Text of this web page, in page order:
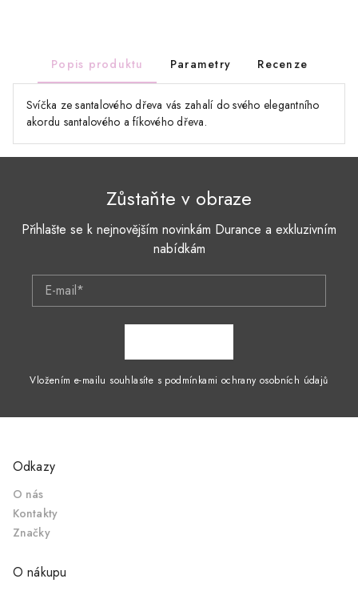
Popis produktu Parametry Recenze
Svíčka ze santalového dřeva vás zahalí do svého elegantního
akordu santalového a fíkového dřeva.
Zůstaňte v obraze
Přihlašte se k nejnovějším novinkám Durance a exkluzivním
nabídkám
E-mail*
Vložením e-mailu souhlasíte s podmínkami ochrany osobních údajů
Odkazy
O nás
Kontakty
Značky
O nákupu